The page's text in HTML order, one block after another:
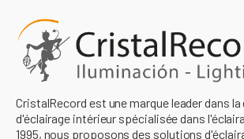
CristalRecord est une marque leader dans
d'éclairage intérieur spécialisée dans
1995, nous proposons des solutions